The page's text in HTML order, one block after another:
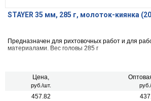
STAYER 35 мм, 285 г, молоток-киянка
Предназначен для рихтовочных работ и для
материалами. Вес головы 285 г
Цена,
руб./шт.
457.82